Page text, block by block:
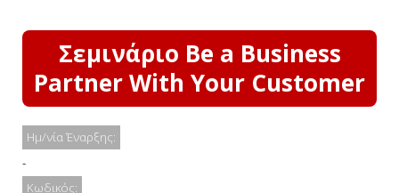
Σεμινάριο Be a Business
Partner With Your Customer
Ημ/νία Έναρξης:
-
Κωδικός: